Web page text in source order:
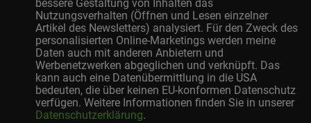
bessere Gestaltung von Inhalten das
Nutzungsverhalten (Öffnen und Lesen einzelner
Artikel des Newsletters) analysiert. Für den Zweck des
personalisierten Online-Marketings werden meine
Daten auch mit anderen Anbietern und
Werbenetzwerken abgeglichen und verknüpft. Das
kann auch eine Datenübermittlung in die USA
bedeuten, die über keinen EU-konformen Datenschutz
verfügen. Weitere Informationen finden Sie in unserer
Datenschutzerklärung.